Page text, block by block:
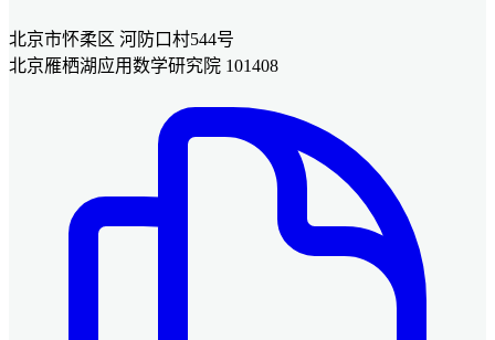
北京市怀柔区 河防口村544号
北京雁栖湖应用数学研究院 101408